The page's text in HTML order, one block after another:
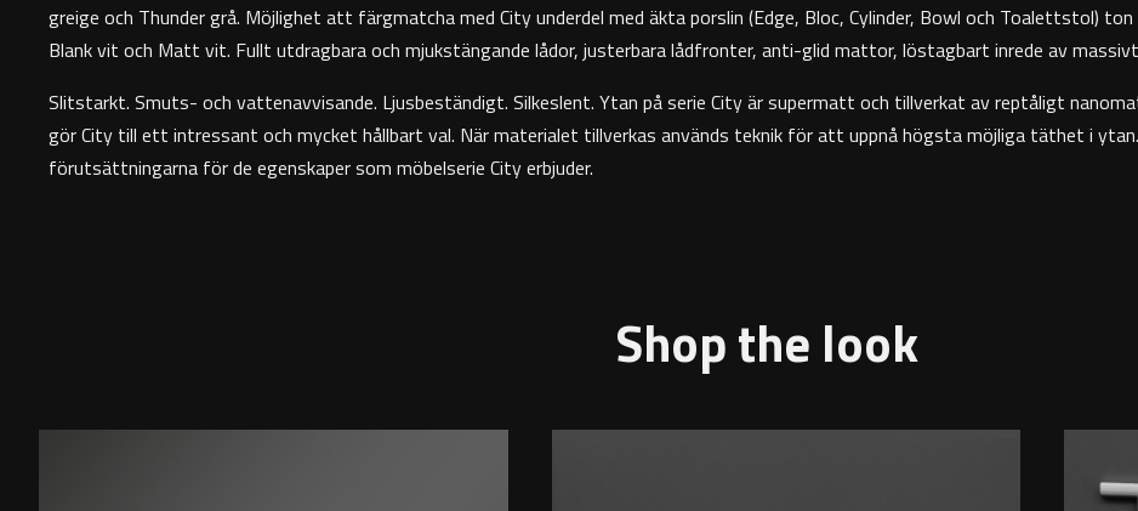
greige och Thunder grå. Möjlighet att färgmatcha med City underdel med äkta porslin (Edge, Bloc, Cylinder, Bowl och Toalettstol)
Blank vit och Matt vit. Fullt utdragbara och mjukstängande lådor, justerbara lådfronter, anti-glid mattor, löstagbart inrede av
Slitstarkt. Smuts- och vattenavvisande. Ljusbeständigt. Silkeslent. Ytan på serie City är supermatt och tillverkat av reptåligt
gör City till ett intressant och mycket hållbart val. När materialet tillverkas används teknik för att uppnå högsta möjliga täthet i
förutsättningarna för de egenskaper som möbelserie City erbjuder.
Shop the look